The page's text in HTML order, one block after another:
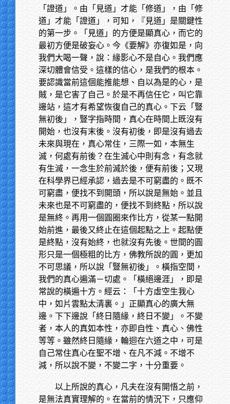
「證道」。由「見道」才能「修道」，由「修
道」才能「證道」，可知，『見道」是關鍵性
的第一步。「見道」的方便是顯真心，而它的
最初方便是破妄心。今《要解》亦復如是，向
我們大喝一聲，說：緣影心不是自心。我們應
深切體會信受。這樣的信心，是我們的根本。
要認識當前這個能推能想、自以為是的心，是
賊，是它害了自己。於是不再信任它，叫它靠
邊站，這才有希望恢復自己的真心。下云「豎
無初後」，豎字指時間，真心在時間上既沒有
開始，也沒有末後。沒有初後，即是沒有過去
未來與現在，真心常住，三際一如，本無生
滅，何處有前後？在生滅心中則有念，有念就
有生滅，一念生於前滅於後，便有前後；又現
在科學界已經承認，過去是不可窮盡的。既不
可窮盡，便找不到開頭，所以說是無始。並且
未來也是不可窮盡的，便找不到終點，所以說
是無終。再用一個圓圈來作比方，從某一點開
始前進，最後又終止在這個起點之上。起點便
是終點，沒有始終，也就沒有先後。世間的圓
形只是一個極粗的比方，佛教所說的圓，更加
不可思議，所以說「豎無初後」。橫指空間，
我們的真心遍滿－切處。「橫絕邊涯」，即是
常說的橫遍十方。經云：「十方虛空生我心
中，如片雲點太清裏。」正顯真心的廣大無
邊。下下邊說「終日隨緣，終日不變」。不變
者，本人的真如本性，亦即自性、真心、佛性
等等。雖然終日隨緣，輪迴在六道之中，可是
自己常住真心在聖不增、在凡不減。不增不
減，所以說不變，不變二字，十分重要。
以上所說的真心，凡夫在沒有開悟之前，
是無法真實理解的。在當前的情況下，只應仰